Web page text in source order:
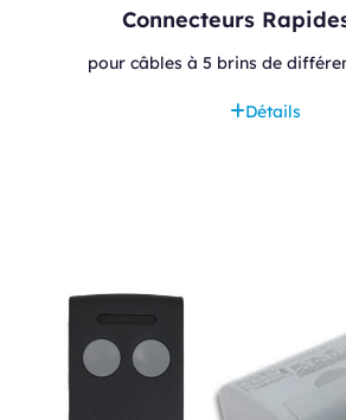
Connecteurs
pour câbles à 5 brins de
Détails